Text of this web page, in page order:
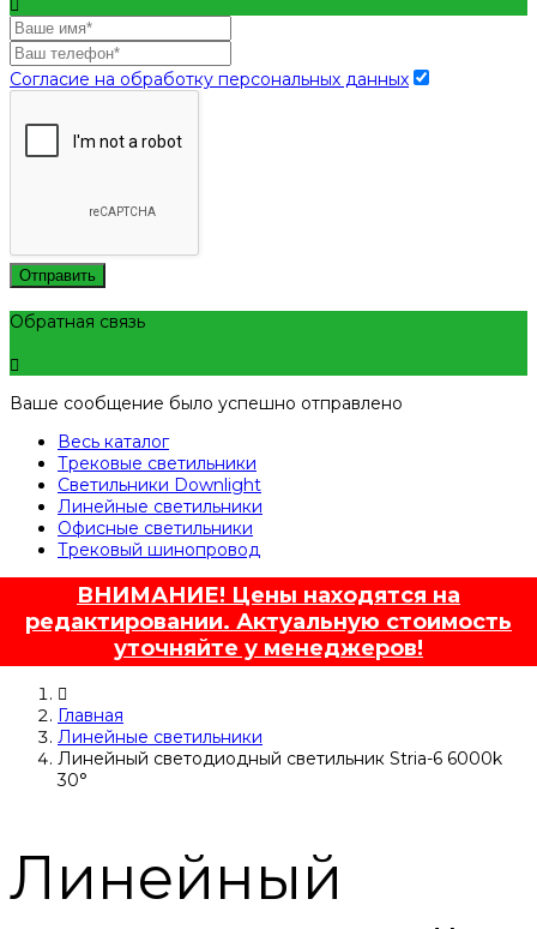
Согласие на обработку персональных данных
Отправить
Обратная связь
Ваше сообщение было успешно отправлено
Весь каталог
Трековые светильники
Светильники Downlight
Линейные светильники
Офисные светильники
Трековый шинопровод
ВНИМАНИЕ! Цены находятся на
редактировании. Актуальную стоимость
уточняйте у менеджеров!
Главная
Линейные светильники
Линейный светодиодный светильник Stria-6 6000k
30°
Линейный